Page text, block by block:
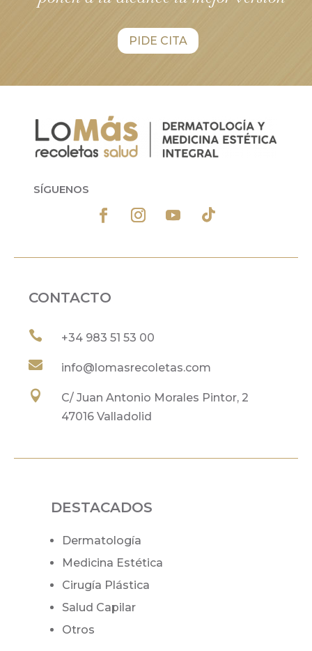
PIDE CITA
SÍGUENOS
CONTACTO
 +34 983 51 53 00
 info@lomasrecoletas.com

C/ Juan Antonio Morales Pintor, 2
47016 Valladolid
DESTACADOS
Dermatología
Medicina Estética
Cirugía Plástica
Salud Capilar
Otros